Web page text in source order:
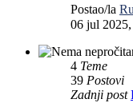
Postao/la
06 jul
4 Teme
39 Postovi
Zadnji post